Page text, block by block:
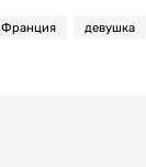
Франция девушка